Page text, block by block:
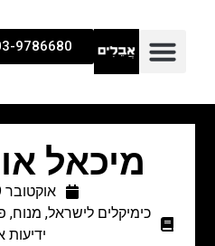
9786680
מיכאל
אוקטובר 19, 2020
כימיקלים לישראל, מנוח,
ידיעות